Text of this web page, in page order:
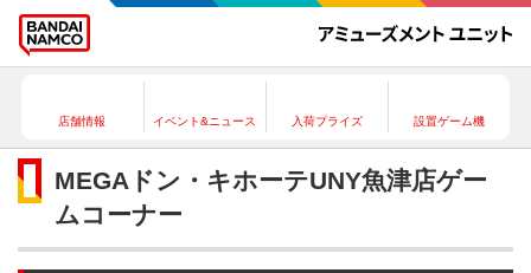
店舗情報 イベント&ニュース 入荷プライズ 設置ゲーム機
MEGAドン・キホーテUNY魚津店ゲー
ムコーナー